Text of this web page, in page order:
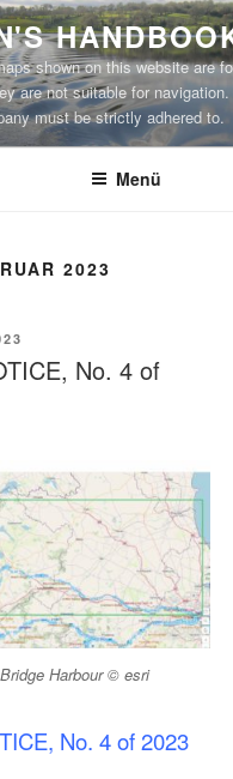
shown on this website are
are not suitable for
must be strictly adhered to.
Menü
2023
No. 4 of
Harbour © esri
No. 4 of 2023